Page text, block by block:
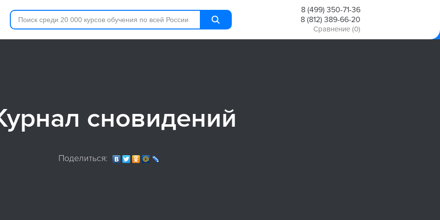
8 (499) 350-71-36
8 (812) 389-66-20
Сравнение (0)
сновидений
Поделиться: